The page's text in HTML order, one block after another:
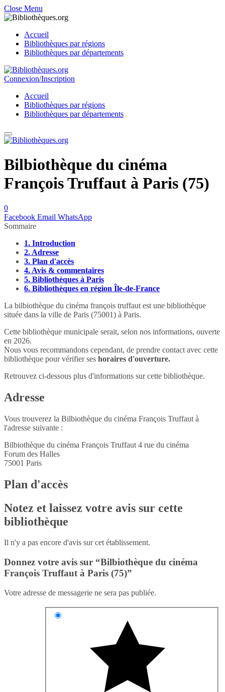
Close Menu
Accueil
Bibliothèques par régions
Bibliothèques par départements
Connexion/Inscription
Accueil
Bibliothèques par régions
Bibliothèques par départements
Bilbiothèque du cinéma
François Truffaut à Paris (75)
0
Facebook Email WhatsApp
Sommaire
1. Introduction
2. Adresse
3. Plan d'accès
4. Avis & commentaires
5. Bibliothèques à Paris
6. Bibliothèques en région Île-de-France
La bilbiothèque du cinéma françois truffaut est une bibliothèque
située dans la ville de Paris (75001) à Paris.
Cette bibliothèque municipale serait, selon nos informations, ouverte
en 2026.
Nous vous recommandons cependant, de prendre contact avec cette
bibliothèque pour vérifier ses horaires d'ouverture.
Retrouvez ci-dessous plus d'informations sur cette bibliothèque.
Adresse
Vous trouverez la Bilbiothèque du cinéma François Truffaut à
l'adresse suivante :
Bilbiothèque du cinéma François Truffaut 4 rue du cinéma
Forum des Halles
75001 Paris
Plan d'accès
Notez et laissez votre avis sur cette
bibliothèque
Il n'y a pas encore d'avis sur cet établissement.
Donnez votre avis sur “Bilbiothèque du cinéma
François Truffaut à Paris (75)”
Votre adresse de messagerie ne sera pas publiée.